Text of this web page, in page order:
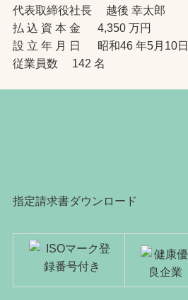
代表取締役社長 越後 幸太郎
払 込 資 本 金 4,350 万円
設 立 年 月 日 昭和46 年5月10日
従業員数 142 名
指定請求書ダウンロード